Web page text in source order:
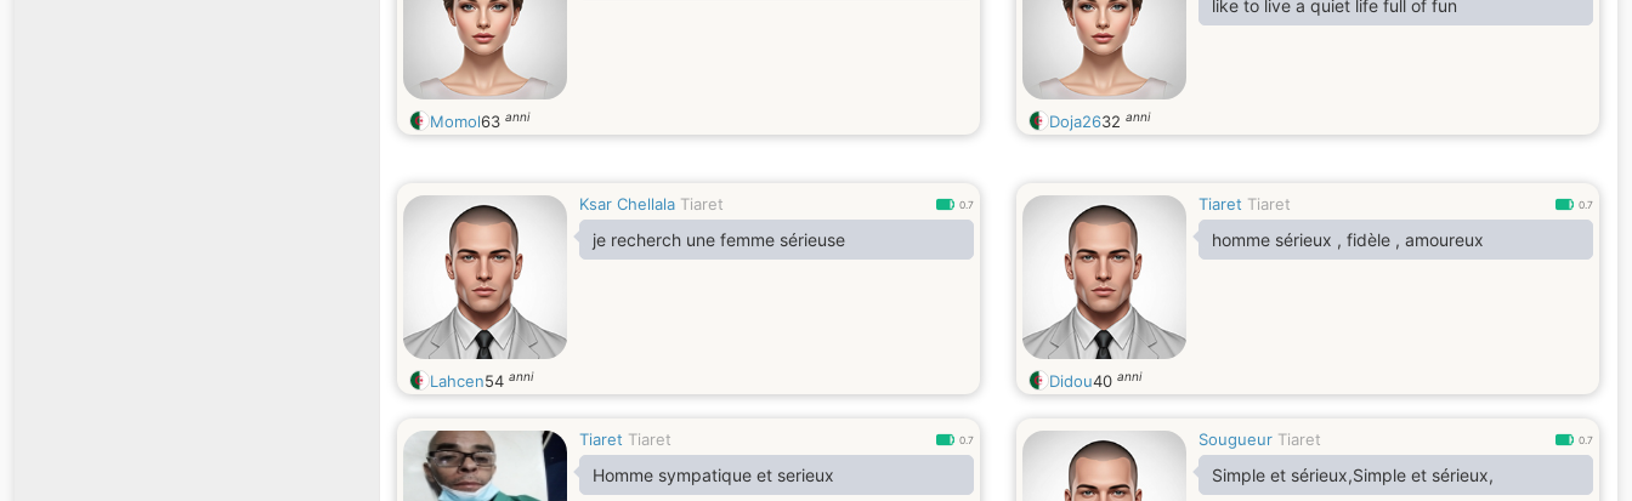
Momol63 anni
like to live a quiet life full of fun
Doja2632 anni
Ksar Chellala Tiaret 0.7
je recherch une femme sérieuse
Lahcen54 anni
Tiaret Tiaret 0.7
homme sérieux , fidèle , amoureux
Didou40 anni
Tiaret Tiaret 0.7
Homme sympatique et serieux
Sougueur Tiaret 0.7
Simple et sérieux,Simple et sérieux,